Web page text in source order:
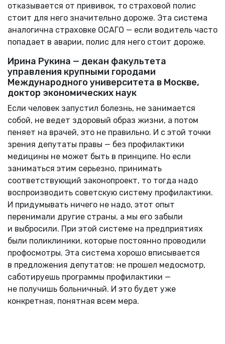
отказывается от прививок, то страховой полис
стоит для него значительно дороже. Эта система
аналогична страховке ОСАГО — если водитель часто
попадает в аварии, полис для него стоит дороже.
Ирина Рукина — декан факультета
управления крупными городами
Международного университета в Москве,
доктор экономических наук
Если человек запустил болезнь, не занимается
собой, не ведет здоровый образ жизни, а потом
пеняет на врачей, это не правильно. И с этой точки
зрения депутаты правы — без профилактики
медицины не может быть в принципе. Но если
заниматься этим серьезно, принимать
соответствующий законопроект, то тогда надо
воспроизводить советскую систему профилактики.
И придумывать ничего не надо, этот опыт
перенимали другие страны, а мы его забыли
и выбросили. При этой системе на предприятиях
были поликлиники, которые постоянно проводили
профосмотры. Эта система хорошо вписывается
в предложения депутатов: не прошел медосмотр,
саботируешь программы профилактики —
не получишь больничный. И это будет уже
конкретная, понятная всем мера.